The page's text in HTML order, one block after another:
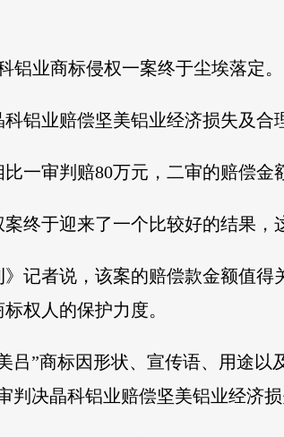
铝业商标侵权一案终于尘埃落定。
铝业赔偿坚美铝业经济损失及合
一审判赔80万元，二审的赔偿金
终于迎来了一个比较好的结果，
记者说，该案的赔偿款金额值
权人的保护力度。
吕”商标因形状、宣传语、用途以
决晶科铝业赔偿坚美铝业经济损